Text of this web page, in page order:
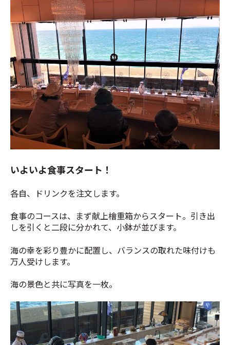
いよいよ食事スタート！
各自、ドリンクを注文します。
食事のコースは、まず献上檜重箱からスタート。引き出
しを引くと二段に分かれて、小鉢が並びます。
海の幸を彩り豊かに配置し、バランスの取れた味付けも
万人受けします。
海の景色と共に写真を一枚。